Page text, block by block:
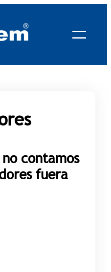
contamos
fuera